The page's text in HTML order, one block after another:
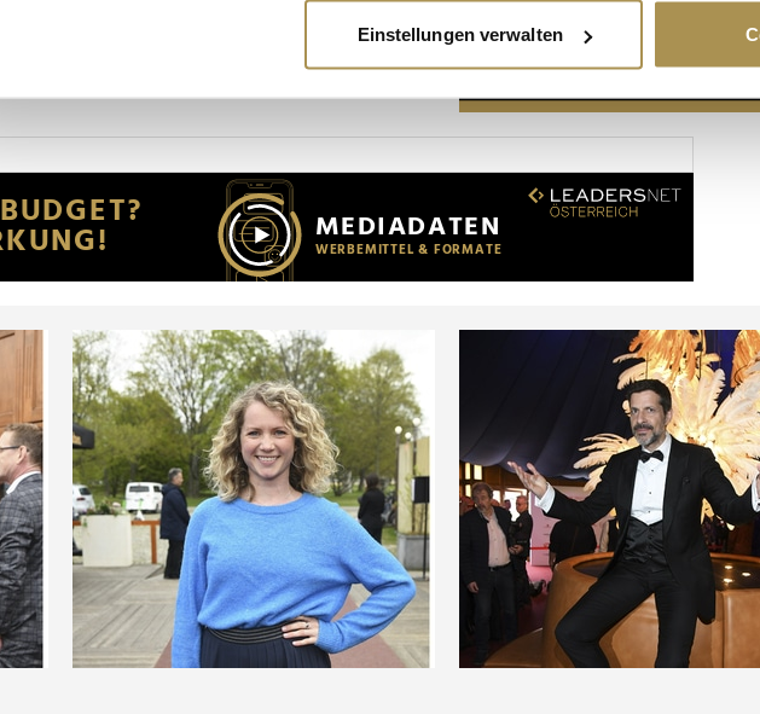
Sie mehr darüber, wie Ihre persönlichen Daten verarbeitet werden, und legen Sie Ihre
Cookies, um Inhalte und Anzeigen zu personalisieren, Funktionen für soziale
an unsere Partner für soziale Medien, Werbung und Analysen weiter. Unsere Partner
mit weiteren Daten zusammen, die Sie ihnen bereitgestellt haben oder die sie
gesammelt haben.
Einstellungen verwalten